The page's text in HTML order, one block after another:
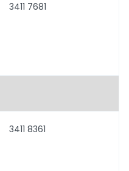
3411 7681
3411 8361